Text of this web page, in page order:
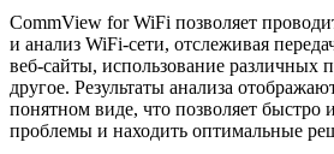
CommView for WiFi позволяет
и анализ WiFi-сети, отслеживая
веб-сайты, использование различных
другое. Результаты анализа
понятном виде, что позволяет быстро
проблемы и находить оптимальные